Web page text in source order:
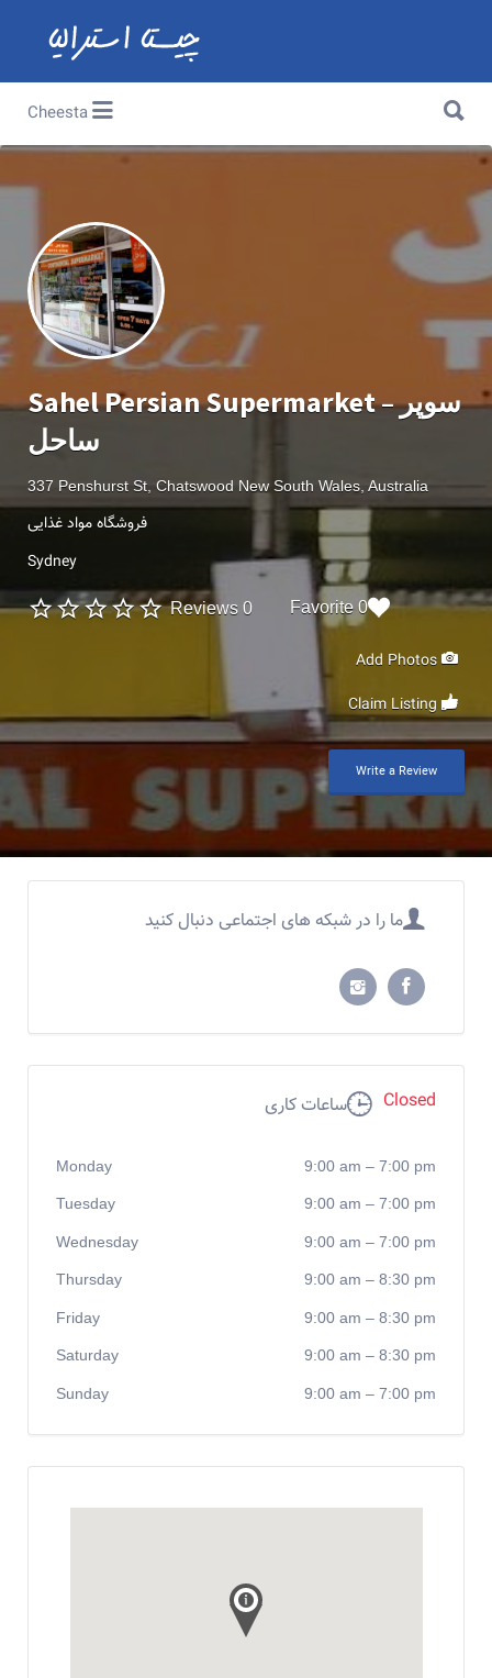
Cheesta
Sahel Persian Supermarket – سوپر
ساحل
337 Penshurst St, Chatswood New South Wales, Australia
فروشگاه مواد غذایی
Sydney
0 Reviews 0 Favorite
Write a Review
ما را در شبکه های اجتماعی دنبال کنید
ساعات کاری Closed
Monday 9:00 am – 7:00 pm
Tuesday 9:00 am – 7:00 pm
Wednesday 9:00 am – 7:00 pm
Thursday 9:00 am – 8:30 pm
Friday 9:00 am – 8:30 pm
Saturday 9:00 am – 8:30 pm
Sunday 9:00 am – 7:00 pm